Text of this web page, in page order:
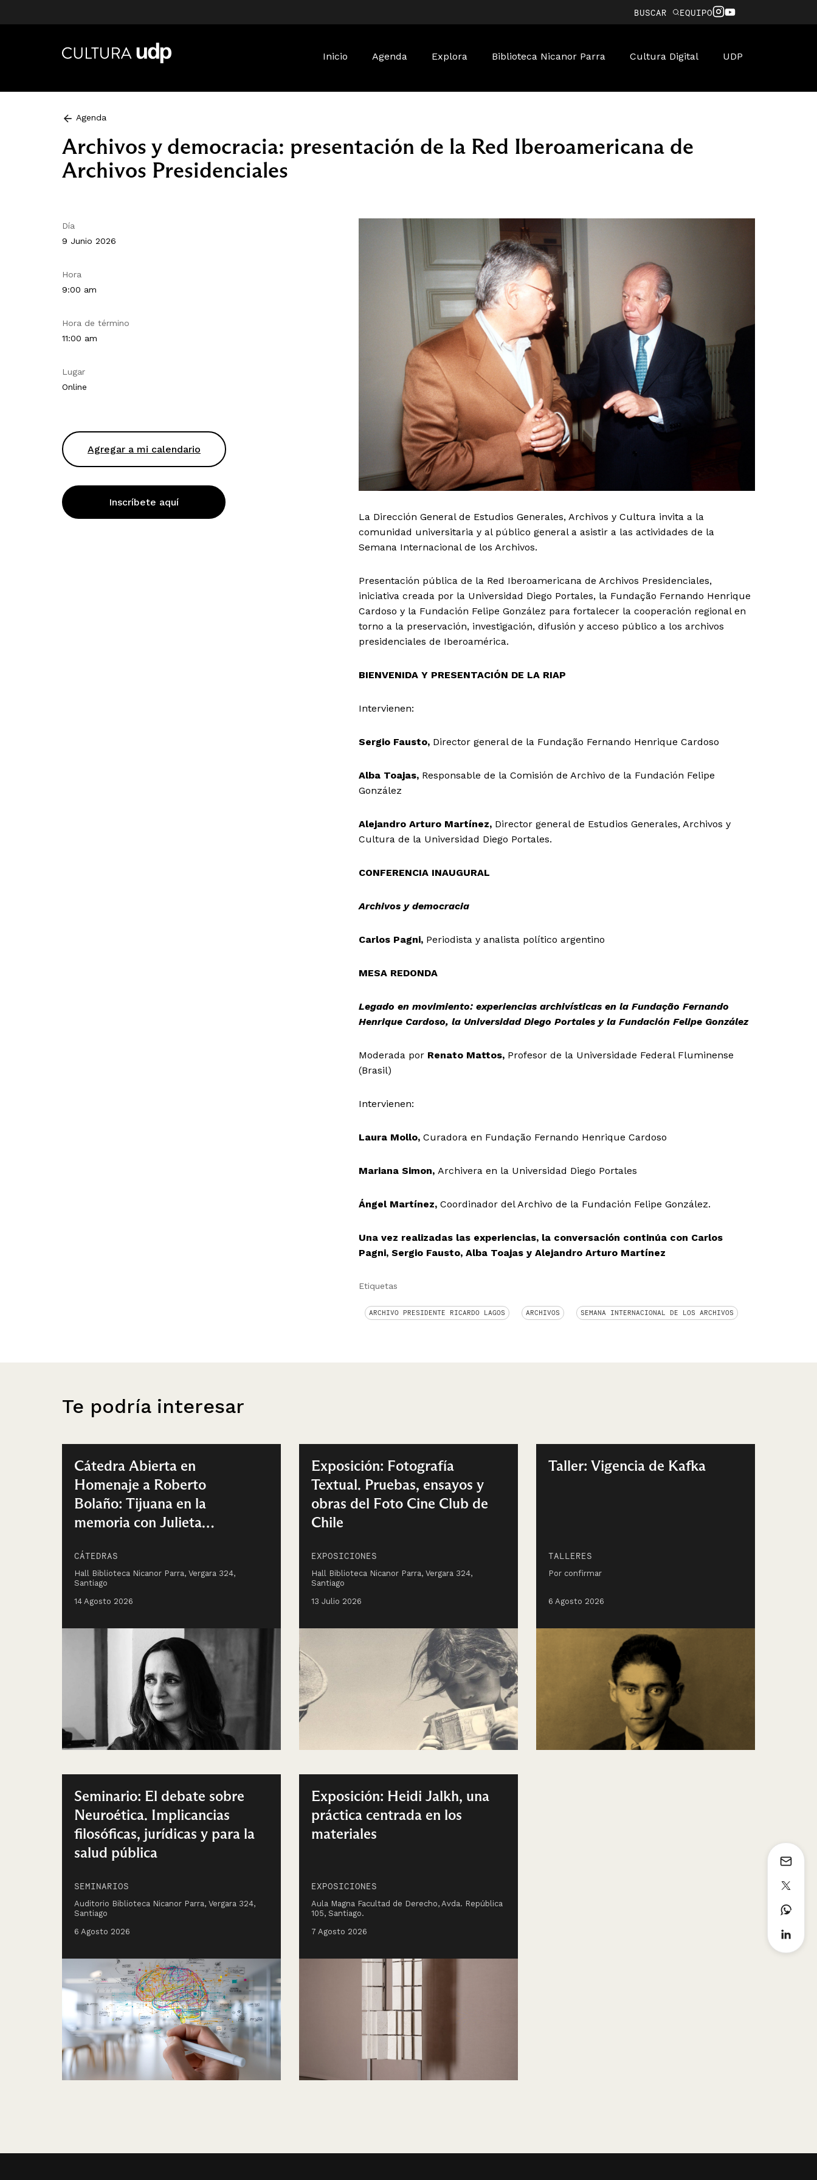
BUSCAR EQUIPO
Inicio Agenda Explora Biblioteca Nicanor Parra Cultura Digital UDP
Agenda
Archivos y democracia: presentación de la Red Iberoamericana de
Archivos Presidenciales
Día
9 Junio 2026
Hora
9:00 am
Hora de término
11:00 am
Lugar
Online
Agregar a mi calendario
Inscríbete aquí
La Dirección General de Estudios Generales, Archivos y Cultura invita a la
comunidad universitaria y al público general a asistir a las actividades de la
Semana Internacional de los Archivos.
Presentación pública de la Red Iberoamericana de Archivos Presidenciales,
iniciativa creada por la Universidad Diego Portales, la Fundação Fernando Henrique
Cardoso y la Fundación Felipe González para fortalecer la cooperación regional en
torno a la preservación, investigación, difusión y acceso público a los archivos
presidenciales de Iberoamérica.
BIENVENIDA Y PRESENTACIÓN DE LA RIAP
Intervienen:
Sergio Fausto, Director general de la Fundação Fernando Henrique Cardoso
Alba Toajas, Responsable de la Comisión de Archivo de la Fundación Felipe
González
Alejandro Arturo Martínez, Director general de Estudios Generales, Archivos y
Cultura de la Universidad Diego Portales.
CONFERENCIA INAUGURAL
Archivos y democracia
Carlos Pagni, Periodista y analista político argentino
MESA REDONDA
Legado en movimiento: experiencias archivísticas en la Fundação Fernando
Henrique Cardoso, la Universidad Diego Portales y la Fundación Felipe González
Moderada por Renato Mattos, Profesor de la Universidade Federal Fluminense
(Brasil)
Intervienen:
Laura Mollo, Curadora en Fundação Fernando Henrique Cardoso
Mariana Simon, Archivera en la Universidad Diego Portales
Ángel Martínez, Coordinador del Archivo de la Fundación Felipe González.
Una vez realizadas las experiencias, la conversación continúa con Carlos
Pagni, Sergio Fausto, Alba Toajas y Alejandro Arturo Martínez
Etiquetas
ARCHIVO PRESIDENTE RICARDO LAGOS ARCHIVOS SEMANA INTERNACIONAL DE LOS ARCHIVOS
Te podría interesar
Cátedra Abierta en
Homenaje a Roberto
Bolaño: Tijuana en la
memoria con Julieta
CÁTEDRAS
Hall Biblioteca Nicanor Parra, Vergara 324,
Santiago
14 Agosto 2026
Exposición: Fotografía
Textual. Pruebas, ensayos y
obras del Foto Cine Club de
Chile
EXPOSICIONES
Hall Biblioteca Nicanor Parra, Vergara 324,
Santiago
13 Julio 2026
Taller: Vigencia de Kafka
TALLERES
Por confirmar
6 Agosto 2026
Seminario: El debate sobre
Neuroética. Implicancias
filosóficas, jurídicas y para la
salud pública
SEMINARIOS
Auditorio Biblioteca Nicanor Parra, Vergara 324,
Santiago
6 Agosto 2026
Exposición: Heidi Jalkh, una
práctica centrada en los
materiales
EXPOSICIONES
Aula Magna Facultad de Derecho, Avda. República
105, Santiago.
7 Agosto 2026